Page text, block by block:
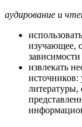
аудирование и
изучающее,
извлекать
источников:
литературы,